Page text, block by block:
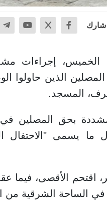
شارك
الخميس، إجراءات
الذين حاولوا
المسجد.
بحق المصلين
ما يسمى "الاحتفال
اقتحم الأقصى، فيما
في الساحة الشرقية من